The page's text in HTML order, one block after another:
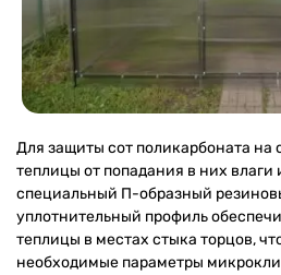
Для защиты сот поликарбоната на
теплицы от попадания в них
специальный П-образный
уплотнительный профиль
теплицы в местах стыка торцов,
необходимые параметры